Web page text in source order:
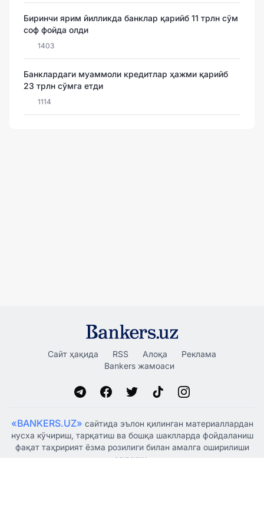
Биринчи ярим йилликда банклар қарийб 11 трлн сўм
соф фойда олди
1403
Банклардаги муаммоли кредитлар ҳажми қарийб
23 трлн сўмга етди
1114
Сайт ҳақида RSS Алоқа
Реклама
Bankers жамоаси
«BANKERS.UZ» сайтида эълон қилинган материаллардан
нусха кўчириш, тарқатиш ва бошқа шаклларда фойдаланиш
фақат таҳририят ёзма розилиги билан амалга оширилиши
мумкин.